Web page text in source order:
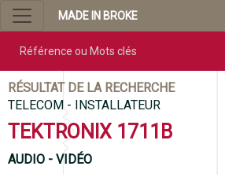
MADE IN BROKE
RÉSULTAT DE LA RECHERCHE
TELECOM - INSTALLATEUR
TEKTRONIX 1711B
AUDIO - VIDÉO